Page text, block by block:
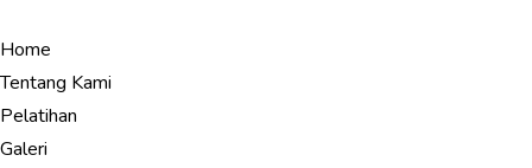
Home
Tentang Kami
Pelatihan
Galeri